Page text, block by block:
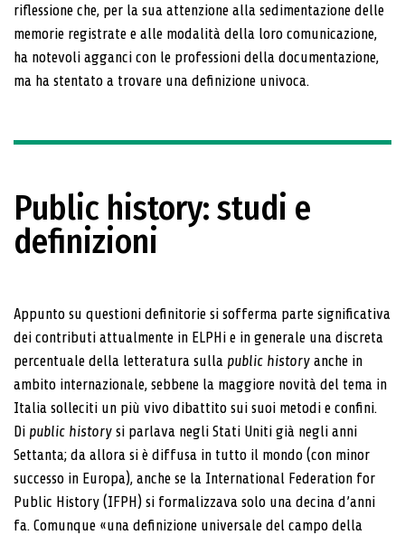
riflessione che, per la sua attenzione alla sedimentazione delle
memorie registrate e alle modalità della loro comunicazione,
ha notevoli agganci con le professioni della documentazione,
ma ha stentato a trovare una definizione univoca.
Public history: studi e
definizioni
Appunto su questioni definitorie si sofferma parte significativa
dei contributi attualmente in ELPHi e in generale una discreta
percentuale della letteratura sulla public history anche in
ambito internazionale, sebbene la maggiore novità del tema in
Italia solleciti un più vivo dibattito sui suoi metodi e confini.
Di public history si parlava negli Stati Uniti già negli anni
Settanta; da allora si è diffusa in tutto il mondo (con minor
successo in Europa), anche se la International Federation for
Public History (IFPH) si formalizzava solo una decina d’anni
fa. Comunque «una definizione universale del campo della